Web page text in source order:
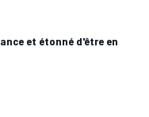
et étonné d'être en